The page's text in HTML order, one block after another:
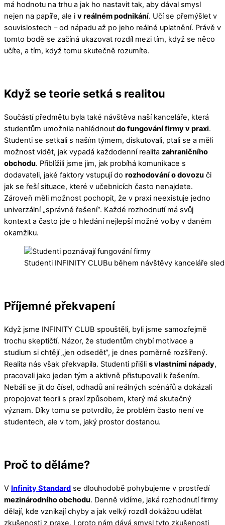
má hodnotu na trhu a jak ho nastavit tak, aby dával smysl
nejen na papíře, ale i v reálném podnikání. Učí se přemýšlet v
souvislostech – od nápadu až po jeho reálné uplatnění. Právě v
tomto bodě se začíná ukazovat rozdíl mezi tím, když se něco
učíte, a tím, když tomu skutečně rozumíte.
Když se teorie setká s realitou
Součástí předmětu byla také návštěva naší kanceláře, která
studentům umožnila nahlédnoutdo fungování firmy v praxi.
Studenti se setkali s naším týmem, diskutovali, ptali se a měli
možnost vidět, jak vypadá každodenní realita zahraničního
obchodu. Přiblížili jsme jim, jak probíhá komunikace s
dodavateli, jaké faktory vstupují do rozhodování o dovozu či
jak se řeší situace, které v učebnicích často nenajdete.
Zároveň měli možnost pochopit, že v praxi neexistuje jedno
univerzální „správné řešení“. Každé rozhodnutí má svůj
kontext a často jde o hledání nejlepší možné volby v daném
okamžiku.
Studenti INFINITY CLUBu během návštěvy kanceláře
Příjemné překvapení
Když jsme INFINITY CLUB spouštěli, byli jsme samozřejmě
trochu skeptičtí. Názor, že studentům chybí motivace a
studium si chtějí „jen odsedět“, je dnes poměrně rozšířený.
Realita nás však překvapila. Studenti přišli s vlastními nápady,
pracovali jako jeden tým a aktivně přistupovali k řešením.
Nebáli se jít do čísel, odhadů ani reálných scénářů a dokázali
propojovat teorii s praxí způsobem, který má skutečný
význam. Díky tomu se potvrdilo, že problém často není ve
studentech, ale v tom, jaký prostor dostanou.
Proč to děláme?
V Infinity Standard se dlouhodobě pohybujeme v prostředí
mezinárodního obchodu. Denně vidíme, jaká rozhodnutí firmy
dělají, kde vznikají chyby a jak velký rozdíl dokážou udělat
zkušenosti z praxe. I proto nám dává smysl tyto zkušenosti